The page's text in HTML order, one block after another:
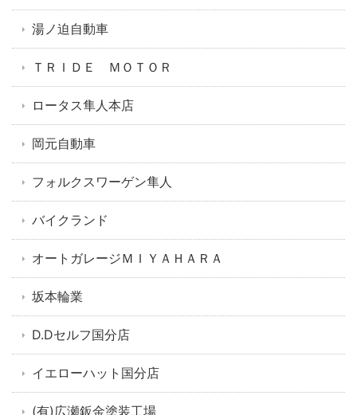
湯ノ迫自動車
ＴＲＩＤＥ ＭＯＴＯＲ
ロータス隼人本店
岡元自動車
フォルクスワーゲン隼人
バイクランド
オートガレージＭＩＹＡＨＡＲＡ
坂本輪業
D.Dセルフ国分店
イエローハット国分店
(有)広瀬鈑金塗装工場